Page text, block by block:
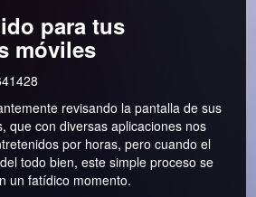
para tus
móviles
revisando la pantalla de sus
que con diversas aplicaciones nos
por horas, pero cuando el
todo bien, este simple proceso se
un fatídico momento.